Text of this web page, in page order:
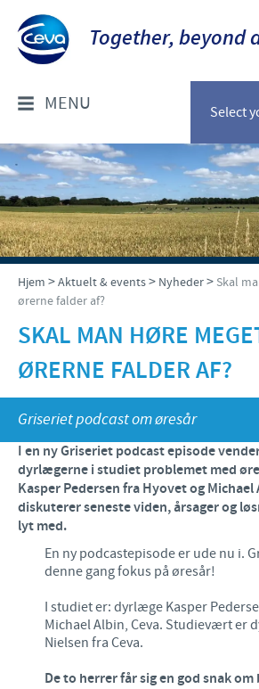
Together, beyond
Select
MENU
OM OS
Socialt ansvar
Ceva Nordic
FOR DYRLÆGER:
Til kæledyr
Til stordyr
VÆLG DYREART
Kæledyr
Gris
Kvæg
Fjerkræ
NYHEDER & EVENTS
Nyheder
TIL FORHANDLERE
Materiale til download
Ceva Onlineuddannelse
KONTAKT
Ledelsen Ceva Nordic
Fjerkræ, fagspecialister
Grise, fagspecialister
Kæledyr, fagspecialister
Hjem >Aktuelt & events> Nyheder> Skal
ørerne falder af?
SKAL MAN HØRE
ØRERNE FALDER AF?
Griseriet podcast om øresår
I en ny Griseriet podcast episode
dyrlægerne i studiet problemet med
Kasper Pedersen fra Hyovet og Michael
diskuterer seneste viden, årsager og
lyt med.
En ny podcastepisode er ude nu i.
denne gang fokus på øresår!
I studiet er: dyrlæge Kasper
Michael Albin, Ceva. Studievært er
Nielsen fra Ceva.
De to herrer får sig en god snak om